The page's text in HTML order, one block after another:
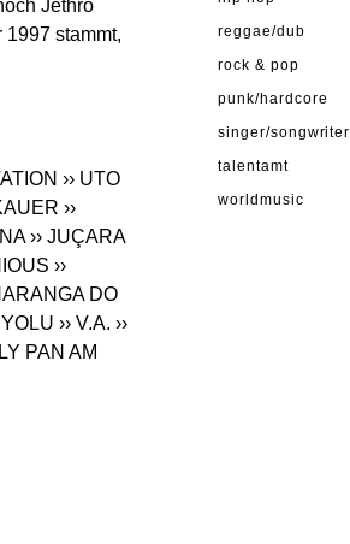
Jethro
stammt,
›› UTO
››
›› JUÇARA
››
DO
YOLU ›› V.A. ››
PAN AM
reggae/dub
rock & pop
punk/hardcore
singer/songwriter
talentamt
worldmusic